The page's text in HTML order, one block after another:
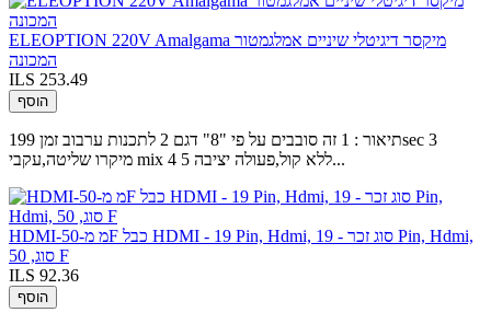
ELEOPTION 220V Amalgama מיקסר דיגיטלי שיניים אמלגמטור
המכונה
ILS 253.49
הוסף
תיאור : 1 זה סובבים על פי "8" דגם 2 לתכנות ערבוב זמן 199sec 3
מיקרו שליטה,עקבי mix 4 ללא קול,פעולה יציבה 5...
HDMI-מ מ-50F כבל HDMI - 19 Pin, Hdmi, סוג זכר - 19 Pin, Hdmi,
סוג, 50 F
ILS 92.36
הוסף